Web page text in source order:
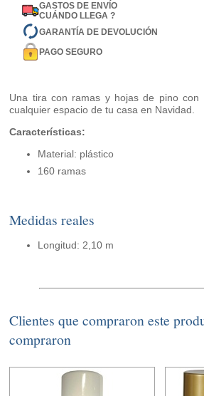
GASTOS DE ENVÍO
CUÁNDO LLEGA ?
GARANTÍA DE DEVOLUCIÓN
PAGO SEGURO
Una tira con ramas y hojas de pino con
cualquier espacio de tu casa en Navidad.
Características:
Material: plástico
160 ramas
Medidas reales
Longitud: 2,10 m
Clientes que compraron este
compraron